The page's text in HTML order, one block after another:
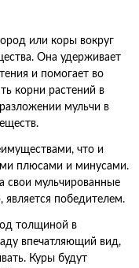
или коры вокруг
Она удерживает
и помогает во
корни растений в
мульчи в
что и
плюсами и минусами.
свои мульчированные
является победителем.
толщиной в
впечатляющий вид,
Куры будут